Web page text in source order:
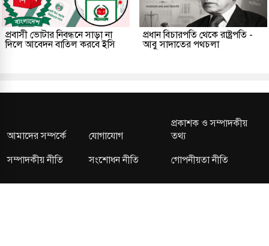
প্রবাসী ভোটার নিবন্ধনে সাড়া না
দিলে আবেদন বাতিল করবে ইসি
প্রধান বিচারপতি থেকে রাষ্ট্রপতি -
আবু সাদাতের পথচলা
আমাদের সম্পর্কে যোগাযোগ
প্রকাশক ও সম্পাদকীয়
তথ্য
সম্পাদকীয় নীতি
সংশোধন নীতি গোপনীয়তা নীতি